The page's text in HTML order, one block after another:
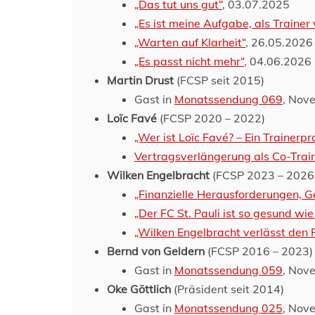
„Das tut uns gut“, 03.07.2025
„Es ist meine Aufgabe, als Trainer
„Warten auf Klarheit“, 26.05.2026
„Es passt nicht mehr“, 04.06.2026
Martin Drust (FCSP seit 2015)
Gast in Monatssendung 069,
Loïc Favé (FCSP 2020 – 2022)
„Wer ist Loïc Favé? – Ein
Vertragsverlängerung als Co-
Wilken Engelbracht (FCSP 2023 –
„Finanzielle Herausforderungen,
„Der FC St. Pauli ist so gesund wie
„Wilken Engelbracht verlässt den
Bernd von Geldern (FCSP 2016 – 2023)
Gast in Monatssendung 059,
Oke Göttlich (Präsident seit 2014)
Gast in Monatssendung 025,